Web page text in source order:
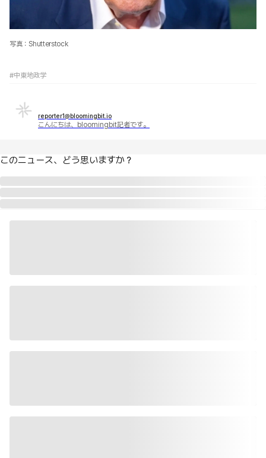
写真：Shutterstock
#中東地政学
reporter1@bloomingbit.io
こんにちは、bloomingbit記者です。
このニュース、どう思いますか？